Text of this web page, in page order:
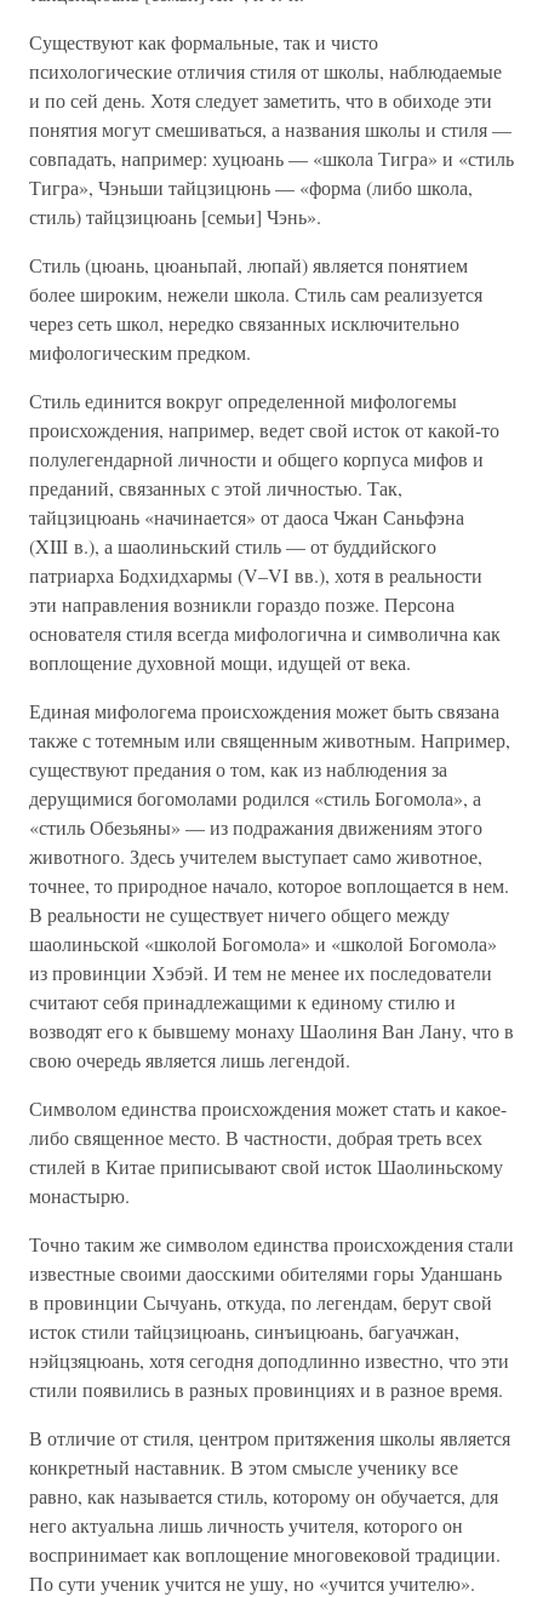
Существуют как формальные, так и чисто
психологические отличия стиля от школы, наблюдаемые
и по сей день. Хотя следует заметить, что в обиходе эти
понятия могут смешиваться, а названия школы и стиля —
совпадать, например: хуцюань — «школа Тигра» и «стиль
Тигра», Чэньши тайцзицюнь — «форма (либо школа,
стиль) тайцзицюань [семьи] Чэнь».
Стиль (цюань, цюаньпай, люпай) является понятием
более широким, нежели школа. Стиль сам реализуется
через сеть школ, нередко связанных исключительно
мифологическим предком.
Стиль единится вокруг определенной мифологемы
происхождения, например, ведет свой исток от какой-то
полулегендарной личности и общего корпуса мифов и
преданий, связанных с этой личностью. Так,
тайцзицюань «начинается» от даоса Чжан Саньфэна
(XIII в.), а шаолиньский стиль — от буддийского
патриарха Бодхидхармы (V–VI вв.), хотя в реальности
эти направления возникли гораздо позже. Персона
основателя стиля всегда мифологична и символична как
воплощение духовной мощи, идущей от века.
Единая мифологема происхождения может быть связана
также с тотемным или священным животным. Например,
существуют предания о том, как из наблюдения за
дерущимися богомолами родился «стиль Богомола», а
«стиль Обезьяны» — из подражания движениям этого
животного. Здесь учителем выступает само животное,
точнее, то природное начало, которое воплощается в нем.
В реальности не существует ничего общего между
шаолиньской «школой Богомола» и «школой Богомола»
из провинции Хэбэй. И тем не менее их последователи
считают себя принадлежащими к единому стилю и
возводят его к бывшему монаху Шаолиня Ван Лану, что в
свою очередь является лишь легендой.
Символом единства происхождения может стать и какое-
либо священное место. В частности, добрая треть всех
стилей в Китае приписывают свой исток Шаолиньскому
монастырю.
Точно таким же символом единства происхождения стали
известные своими даосскими обителями горы Уданшань
в провинции Сычуань, откуда, по легендам, берут свой
исток стили тайцзицюань, синъицюань, багуачжан,
нэйцзяцюань, хотя сегодня доподлинно известно, что эти
стили появились в разных провинциях и в разное время.
В отличие от стиля, центром притяжения школы является
конкретный наставник. В этом смысле ученику все
равно, как называется стиль, которому он обучается, для
него актуальна лишь личность учителя, которого он
воспринимает как воплощение многовековой традиции.
По сути ученик учится не ушу, но «учится учителю».